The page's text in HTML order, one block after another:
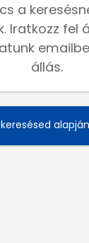
a
Iratkozz fel
állás.